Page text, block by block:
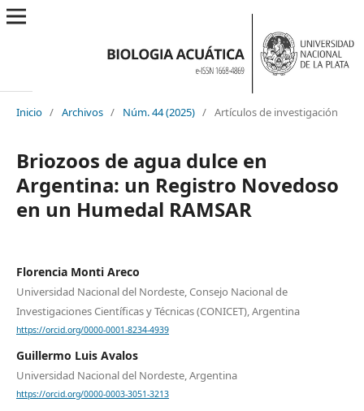
Inicio / Archivos / Núm. 44 (2025) / Artículos de investigación
Briozoos de agua dulce en
Argentina: un Registro Novedoso
en un Humedal RAMSAR
Florencia Monti Areco
Universidad Nacional del Nordeste, Consejo Nacional de
Investigaciones Científicas y Técnicas (CONICET), Argentina
https://orcid.org/0000-0001-8234-4939
Guillermo Luis Avalos
Universidad Nacional del Nordeste, Argentina
https://orcid.org/0000-0003-3051-3213